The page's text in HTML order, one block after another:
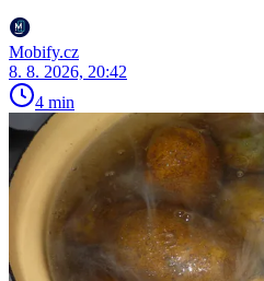
Mobify.cz
8. 8. 2026, 20:42
4 min